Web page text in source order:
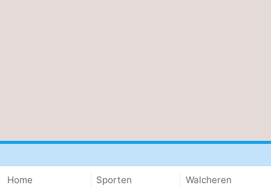
Parkeren
Reisboekenwinkel
Home
Sporten
Walcheren